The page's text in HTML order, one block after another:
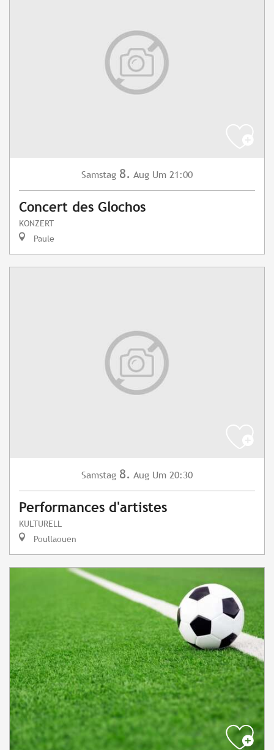
Samstag 8. Aug Um 21:00
Concert des Glochos
KONZERT
Paule
Samstag 8. Aug Um 20:30
Performances d'artistes
KULTURELL
Poullaouen